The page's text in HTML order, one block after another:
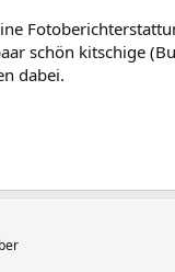
schön kitschige
dabei.